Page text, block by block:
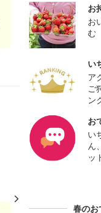
お
お
む
い
ア
ご
ン
お
い
ん
ッ
春のお